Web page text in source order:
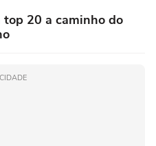
top 20 a caminho do